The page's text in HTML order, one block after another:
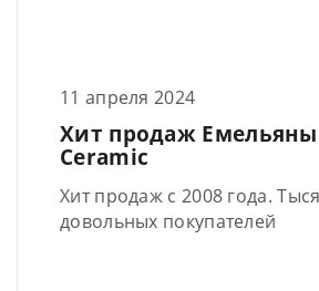
11 апреля 2024
Хит продаж
Ceramic
Хит продаж с 2008 года.
довольных покупателей